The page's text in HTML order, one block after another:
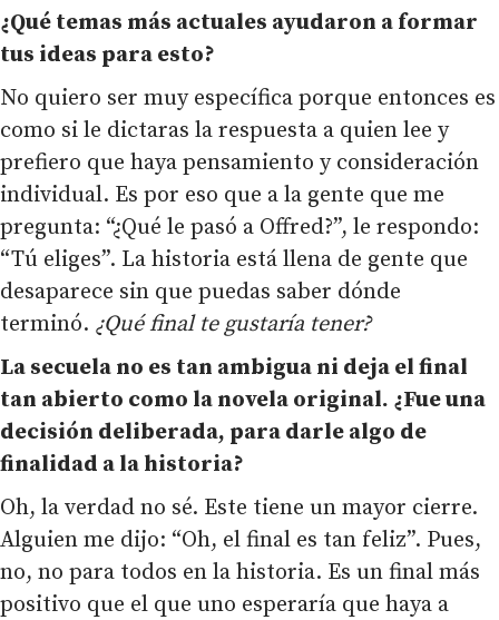
¿Qué temas más actuales ayudaron a formar
tus ideas para esto?
No quiero ser muy específica porque entonces es
como si le dictaras la respuesta a quien lee y
prefiero que haya pensamiento y consideración
individual. Es por eso que a la gente que me
pregunta: “¿Qué le pasó a Offred?”, le respondo:
“Tú eliges”. La historia está llena de gente que
desaparece sin que puedas saber dónde
terminó. ¿Qué final te gustaría tener?
La secuela no es tan ambigua ni deja el final
tan abierto como la novela original. ¿Fue una
decisión deliberada, para darle algo de
finalidad a la historia?
Oh, la verdad no sé. Este tiene un mayor cierre.
Alguien me dijo: “Oh, el final es tan feliz”. Pues,
no, no para todos en la historia. Es un final más
positivo que el que uno esperaría que haya a